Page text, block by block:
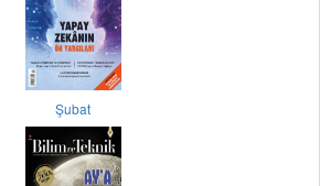
Şubat